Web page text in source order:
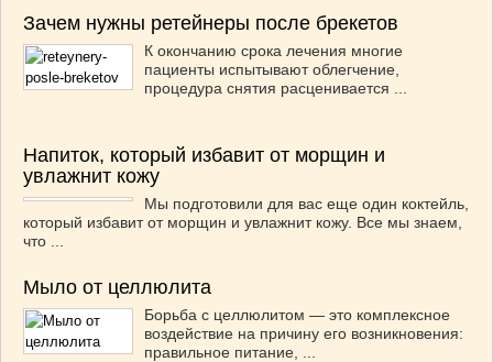
Зачем нужны ретейнеры после брекетов
К окончанию срока лечения многие
пациенты испытывают облегчение,
процедура снятия расценивается ...
Напиток, который избавит от морщин и
увлажнит кожу
Мы подготовили для вас еще один коктейль,
который избавит от морщин и увлажнит кожу. Все мы знаем,
что ...
Мыло от целлюлита
Борьба с целлюлитом — это комплексное
воздействие на причину его возникновения:
правильное питание, ...